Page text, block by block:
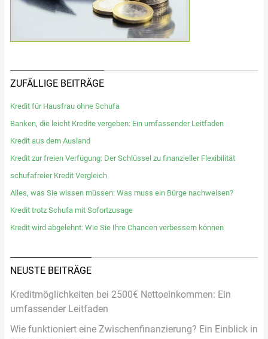
ZUFÄLLIGE BEITRÄGE
Kredit für Hausfrau ohne Schufa
Banken, die leicht Kredite vergeben: Ein umfassender Leitfaden
Kredit aus dem Ausland
Kredit zur freien Verfügung: Der Schlüssel zu finanzieller Flexibilität
schufafreier Kredit Vergleich
Alles, was Sie wissen müssen: Was muss ein Bürge nachweisen?
Kredit trotz Schufa mit Sofortzusage
Kredit wird abgelehnt: Wie Sie Ihre Chancen verbessern können
NEUSTE BEITRÄGE
Kreditmöglichkeiten bei 2500€ Nettoeinkommen: Ein
umfassender Leitfaden
Wie funktioniert eine Zwischenfinanzierung? Ein Einblick in